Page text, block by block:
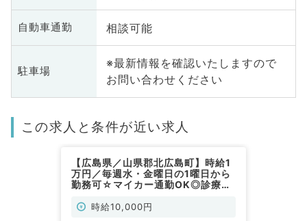
自動車通勤 相談可能
駐車場
※最新情報を確認いたしますので
お問い合わせください
この求人と条件が近い求人
【広島県／山県郡北広島町】時給1
万円／毎週水・金曜日の1曜日から
勤務可☆マイカー通勤OK◎診療所
（内科系／非常勤）
時給10,000円